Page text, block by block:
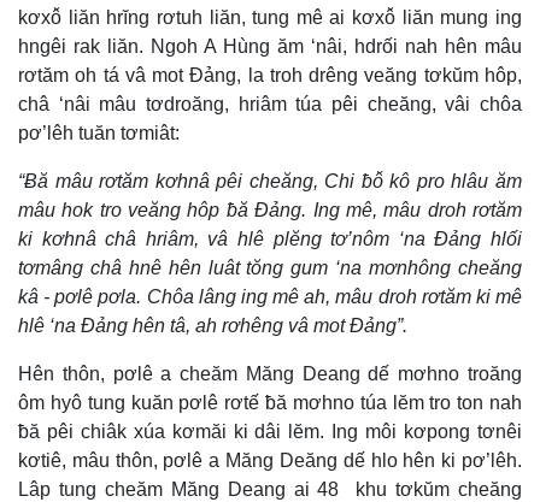
kơxô̆ liăn hrĭng rơtuh liăn, tung mê ai kơxô̆ liăn mung ing
hngêi rak liăn. Ngoh A Hùng ăm ‘nâi, hdrối nah hên mâu
rơtăm oh tá vâ mot Đảng, la troh drêng veăng tơkŭm hôp,
châ ‘nâi mâu tơdroăng, hriâm túa pêi cheăng, vâi chôa
pơ’lêh tuăn tơmiât:
“Ƀă mâu rơtăm kơhnâ pêi cheăng, Chi ƀô̆ kô pro hlâu ăm
mâu hok tro veăng hôp ƀă Đảng. Ing mê, mâu droh rơtăm
ki kơhnâ châ hriâm, vâ hlê plĕng tơ’nôm ‘na Đảng hlối
tơmâng châ hnê hên luât tŏng gum ‘na mơnhông cheăng
kâ - pơlê pơla. Chôa lâng ing mê ah, mâu droh rơtăm ki mê
hlê ‘na Đảng hên tâ, ah rơhêng vâ mot Đảng”.
Hên thôn, pơlê a cheăm Măng Deang dế mơhno troăng
ôm hyô tung kuăn pơlê rơtế ƀă mơhno túa lĕm tro ton nah
ƀă pêi chiâk xúa kơmăi ki dâi lĕm. Ing môi kơpong tơnêi
kơtiê, mâu thôn, pơlê a Măng Deăng dế hlo hên ki pơ’lêh.
Lâp tung cheăm Măng Deang ai 48 khu tơkŭm cheăng